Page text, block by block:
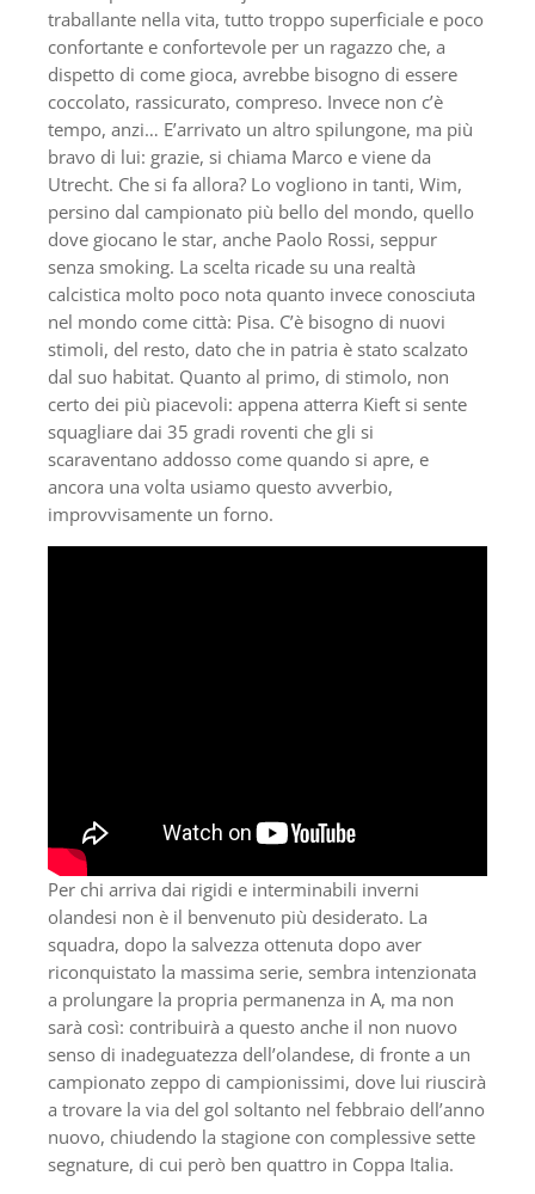
traballante nella vita, tutto troppo superficiale e poco
confortante e confortevole per un ragazzo che, a
dispetto di come gioca, avrebbe bisogno di essere
coccolato, rassicurato, compreso. Invece non c’è
tempo, anzi… E’arrivato un altro spilungone, ma più
bravo di lui: grazie, si chiama Marco e viene da
Utrecht. Che si fa allora? Lo vogliono in tanti, Wim,
persino dal campionato più bello del mondo, quello
dove giocano le star, anche Paolo Rossi, seppur
senza smoking. La scelta ricade su una realtà
calcistica molto poco nota quanto invece conosciuta
nel mondo come città: Pisa. C’è bisogno di nuovi
stimoli, del resto, dato che in patria è stato scalzato
dal suo habitat. Quanto al primo, di stimolo, non
certo dei più piacevoli: appena atterra Kieft si sente
squagliare dai 35 gradi roventi che gli si
scaraventano addosso come quando si apre, e
ancora una volta usiamo questo avverbio,
improvvisamente un forno.
Per chi arriva dai rigidi e interminabili inverni
olandesi non è il benvenuto più desiderato. La
squadra, dopo la salvezza ottenuta dopo aver
riconquistato la massima serie, sembra intenzionata
a prolungare la propria permanenza in A, ma non
sarà così: contribuirà a questo anche il non nuovo
senso di inadeguatezza dell’olandese, di fronte a un
campionato zeppo di campionissimi, dove lui riuscirà
a trovare la via del gol soltanto nel febbraio dell’anno
nuovo, chiudendo la stagione con complessive sette
segnature, di cui però ben quattro in Coppa Italia.